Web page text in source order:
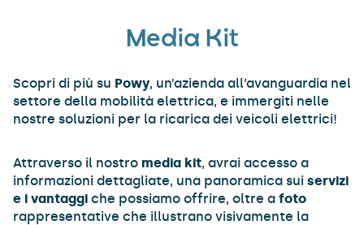
Media Kit
Scopri di più su Powy, un’azienda all’avanguardia nel
settore della mobilità elettrica, e immergiti nelle
nostre soluzioni per la ricarica dei veicoli elettrici!
Attraverso il nostro media kit, avrai accesso a
informazioni dettagliate, una panoramica sui servizi
e i vantaggi che possiamo offrire, oltre a foto
rappresentative che illustrano visivamente la